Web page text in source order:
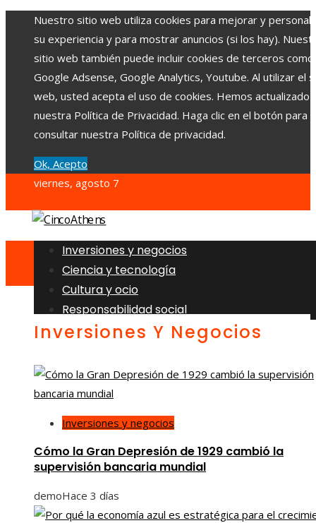
Nuestro sitio web utiliza cookies para mejorar y
su experiencia y para mostrar anuncios (si los hay).
sitio web también puede incluir cookies de terceros como
Google Adsense, Google Analytics, Youtube. Al utilizar el
web, usted acepta el uso de cookies. Hemos actualizado
nuestra Política de Privacidad. Haga clic en el botón para
consultar nuestra Política de privacidad.
Ok, Acepto
viernes, agosto 7
Inversiones y negocios
Ciencia y tecnología
Cultura y ocio
Responsabilidad social
Inversiones Y Negocios
Inversiones y negocios
Cómo la Gran Depresión de 1929 cambió la
supervisión bancaria mundial
demoHace 3 días